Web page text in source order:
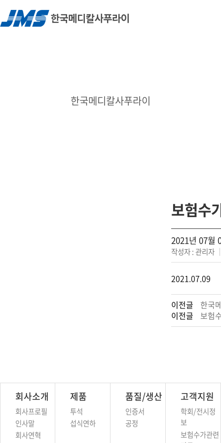
한국메디칼사푸라이
보험수
2021년 07월
작성자 : 관리자
2021.07.09
이전글
한국
이전글
보험
회사소개
회사프로필
인사말
회사연혁
제품
투석
섭식연하
품질/생산
인증서
공정
고객지원
학회/전시정
보
보험수가관련